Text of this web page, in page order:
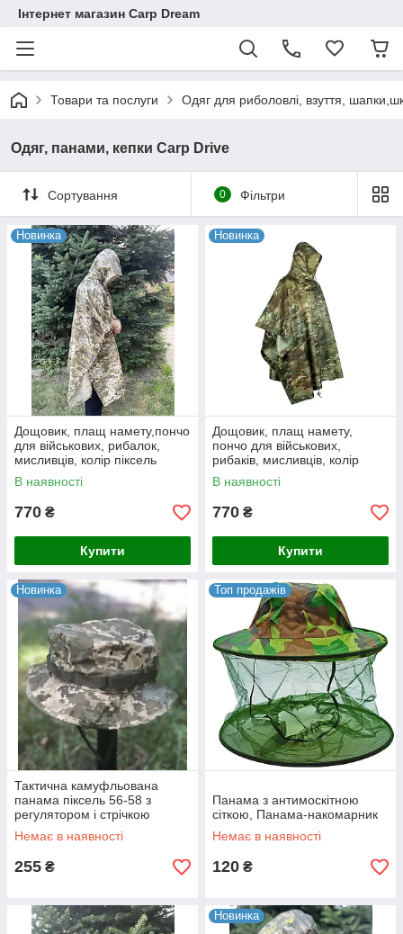
Інтернет магазин Carp Dream
Товари та послуги Одяг для риболовлі, взуття,
Одяг, панами, кепки Carp Drive
Сортування 0 Фільтри
Новинка
Дощовик, плащ намету,пончо
для військових, рибалок,
мисливців, колір піксель
В наявності
770 ₴
Купити
Новинка
Дощовик, плащ намету,
пончо для військових,
рибаків, мисливців, колір
Мультикамо
В наявності
770 ₴
Купити
Новинка
Тактична камуфльована
панама піксель 56-58 з
регулятором і стрічкою
Немає в наявності
255 ₴
Топ продажів
Панама з антимоскітною
сіткою, Панама-накомарник
Немає в наявності
120 ₴
Новинка